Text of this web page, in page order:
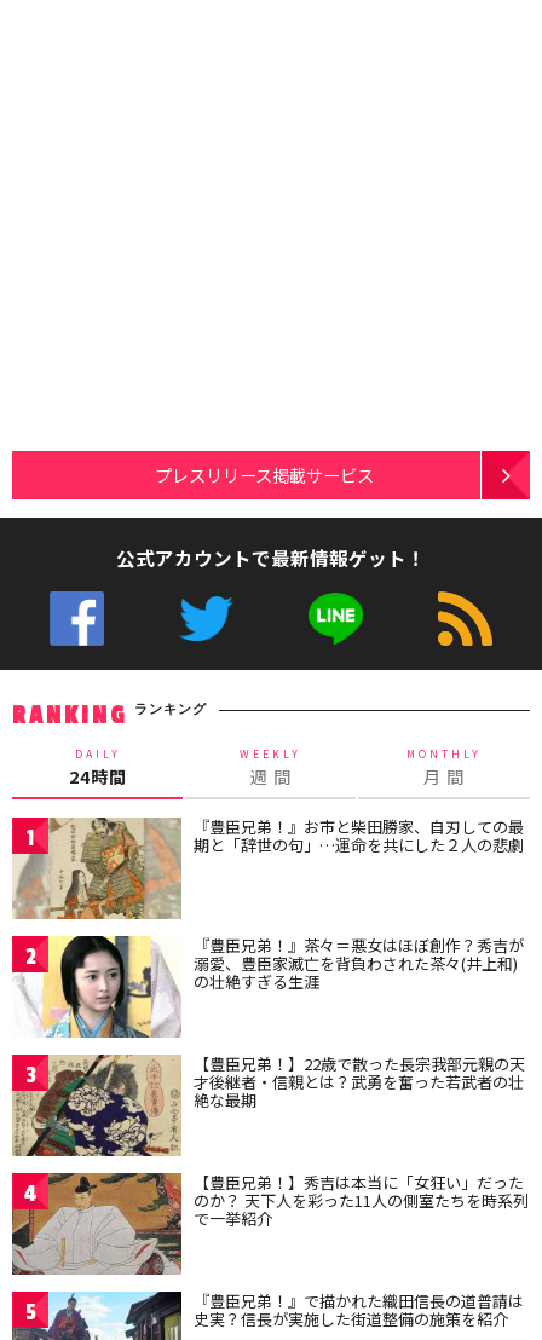
プレスリリース掲載サービス
公式アカウントで最新情報ゲット！
RANKING ランキング
DAILY
24時間
WEEKLY
週 間
MONTHLY
月 間
1 『豊臣兄弟！』お市と柴田勝家、自刃しての最
期と「辞世の句」…運命を共にした２人の悲劇
2 『豊臣兄弟！』茶々＝悪女はほぼ創作？秀吉が
溺愛、豊臣家滅亡を背負わされた茶々(井上和)
の壮絶すぎる生涯
3 【豊臣兄弟！】22歳で散った長宗我部元親の天
才後継者・信親とは？武勇を奮った若武者の壮
絶な最期
4 【豊臣兄弟！】秀吉は本当に「女狂い」だった
のか？ 天下人を彩った11人の側室たちを時系列
で一挙紹介
5 『豊臣兄弟！』で描かれた織田信長の道普請は
史実？信長が実施した街道整備の施策を紹介